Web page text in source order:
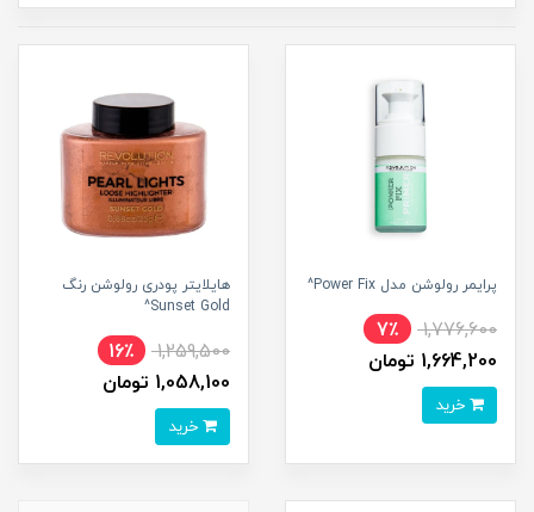
پرایمر رولوشن مدل Power Fix^
1,776,600
7٪
1,664,200 تومان
هایلایتر پودری رولوشن رنگ
Sunset Gold^
1,259,500
16٪
1,058,100 تومان